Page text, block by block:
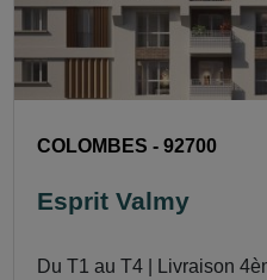
COLOMBES - 92700
Esprit Valmy
Du T1 au T4 | Livraison